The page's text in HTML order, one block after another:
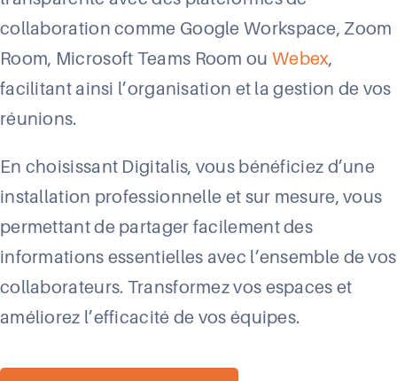
collaboration comme Google Workspace, Zoom
Room, Microsoft Teams Room ou Webex,
facilitant ainsi l’organisation et la gestion de vos
réunions.
En choisissant Digitalis, vous bénéficiez d’une
installation professionnelle et sur mesure, vous
permettant de partager facilement des
informations essentielles avec l’ensemble de vos
collaborateurs. Transformez vos espaces et
améliorez l’efficacité de vos équipes.